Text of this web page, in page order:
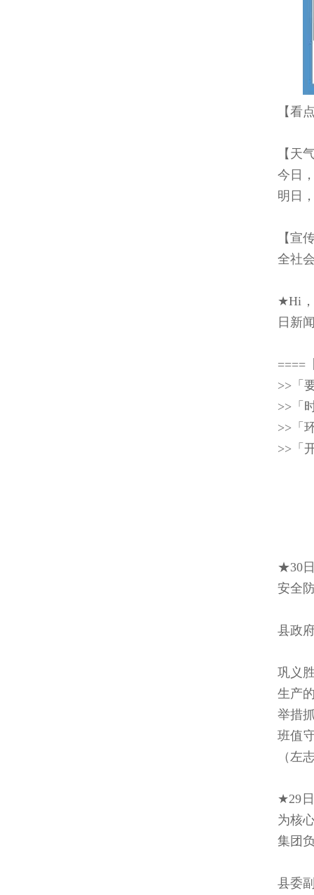
【看
【天
今日
明日
【宣
全社
★Hi，
日新
====
>>「
>>「
>>「
>>「
★30
安全
县政
巩义
生产
举措
班值
（左
★29
为核
集团
县委